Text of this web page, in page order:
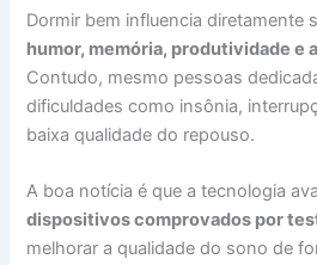
Dormir bem influencia diretamente
humor, memória, produtividade e
Contudo, mesmo pessoas
dificuldades como insônia,
baixa qualidade do repouso.
A boa notícia é que a tecnologia
dispositivos comprovados por
melhorar a qualidade do sono de